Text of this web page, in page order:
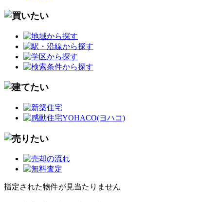
指定された物件が見当たりません